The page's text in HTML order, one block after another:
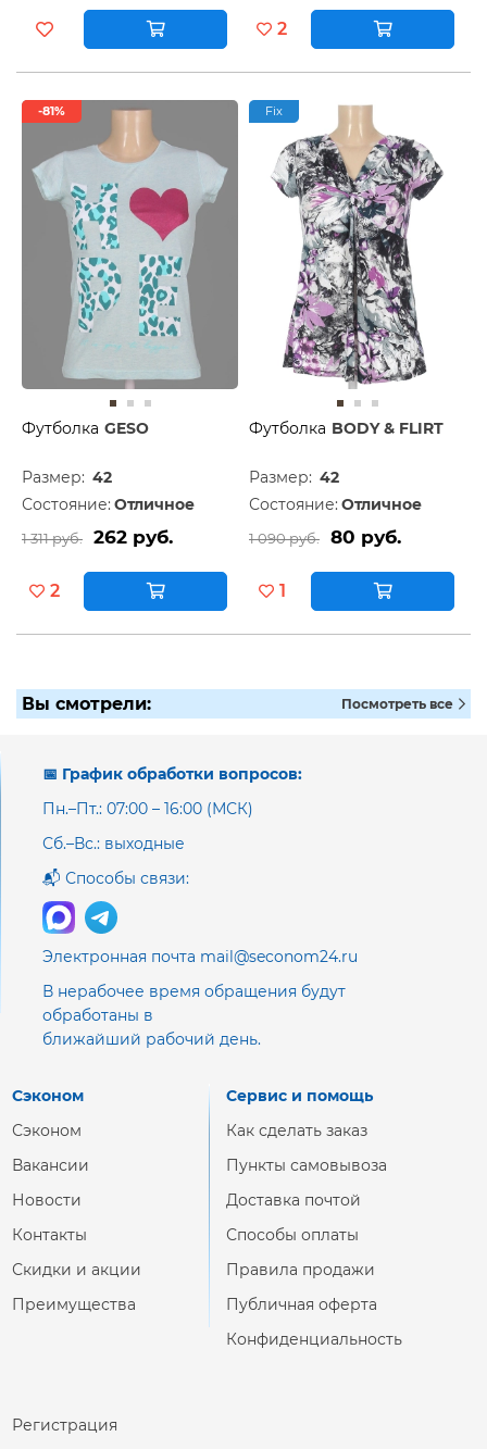
2
-81%
Футболка GESO
Размер: 42
Состояние: Отличное
1 311 руб. 262 руб.
2
Fix
Футболка BODY & FLIRT
Размер: 42
Состояние: Отличное
1 090 руб. 80 руб.
1
Вы смотрели: Посмотреть все
📅 График обработки вопросов:
Пн.–Пт.: 07:00 – 16:00 (МСК)
Сб.–Вс.: выходные
📬 Способы связи:
Электронная почта mail@seconom24.ru
В нерабочее время обращения будут
обработаны в
ближайший рабочий день.
Сэконом
Сэконом
Вакансии
Новости
Контакты
Скидки и акции
Преимущества
Сервис и помощь
Как сделать заказ
Пункты самовывоза
Доставка почтой
Способы оплаты
Правила продажи
Публичная оферта
Конфиденциальность
Регистрация